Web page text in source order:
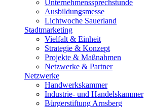
Unternehmenssprechstunde
Ausbildungsmesse
Lichtwoche Sauerland
Stadtmarketing
Vielfalt & Einheit
Strategie & Konzept
Projekte & Maßnahmen
Netzwerke & Partner
Netzwerke
Handwerkskammer
Industrie- und Handelskammer
Bürgerstiftung Arnsberg